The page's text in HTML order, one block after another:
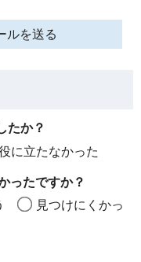
ルを送る
たか？
に立たなかった
ったですか？
見つけにくかっ